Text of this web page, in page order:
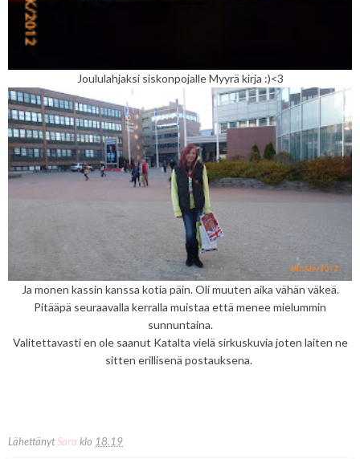
Joululahjaksi siskonpojalle Myyrä kirja :)<3
Ja monen kassin kanssa kotia päin. Oli muuten aika vähän väkeä.
Pitääpä seuraavalla kerralla muistaa että menee mielummin
sunnuntaina.
Valitettavasti en ole saanut Katalta vielä sirkuskuvia joten laiten ne
sitten erillisenä postauksena.
LähettänytSara klo 18.19